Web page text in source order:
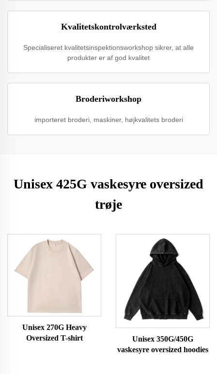
Kvalitetskontrolværksted
Specialiseret kvalitetsinspektionsworkshop sikrer, at alle
produkter er af god kvalitet
Broderiworkshop
importeret broderi, maskiner, højkvalitets broderi
Unisex 425G vaskesyre oversized
trøje
Unisex 270G Heavy
Oversized T-shirt
Unisex 350G/450G
vaskesyre oversized hoodies